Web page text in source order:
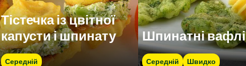
Тістечка із цвітної
капусти і шпинату
Середній
Шпинатні вафлі
Середній Швидко